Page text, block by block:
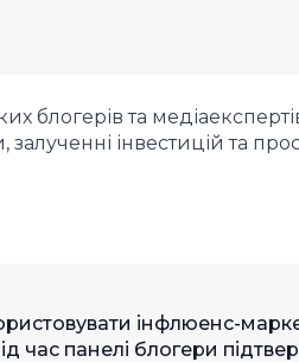
блогерів та
інвестицій та
інфлюенс-
час панелі блогери